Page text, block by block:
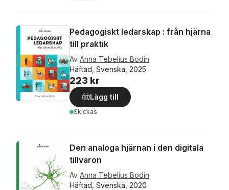
Pedagogiskt ledarskap : från hjärna
till praktik
Av Anna Tebelius Bodin
Häftad, Svenska, 2025
223 kr
Lägg till
Skickas
Den analoga hjärnan i den digitala
tillvaron
Av Anna Tebelius Bodin
Häftad, Svenska, 2020